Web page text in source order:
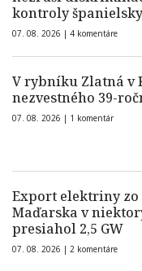
kontroly
07. 08. 2026 | 4 komentáre
V rybníku Zlatná v
nezvestného 39-
07. 08. 2026 | 1 komentár
Export elektriny zo
Maďarska v
presiahol 2,5 GW
07. 08. 2026 | 2 komentáre